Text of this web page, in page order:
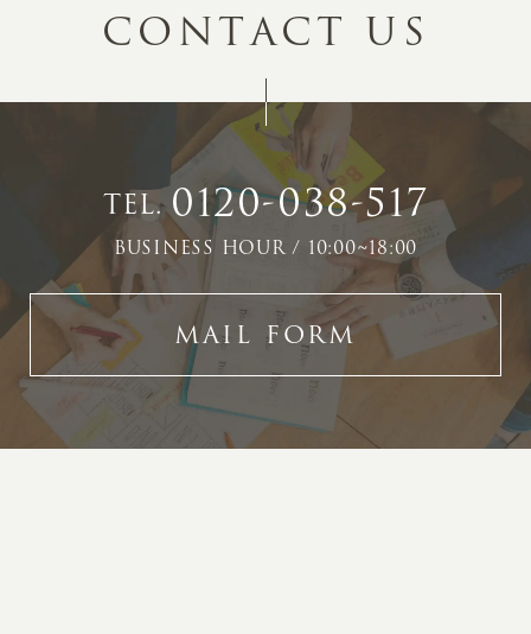
CONTACT US
TEL.0120-038-517
BUSINESS HOUR / 10:00~18:00
MAIL FORM